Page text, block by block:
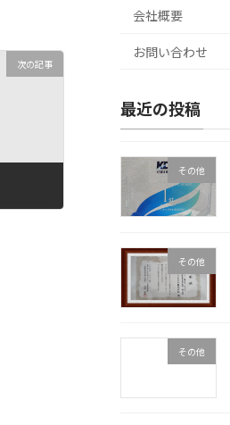
次の記事
会社概要
お問い合わせ
最近の投稿
その他
その他
その他